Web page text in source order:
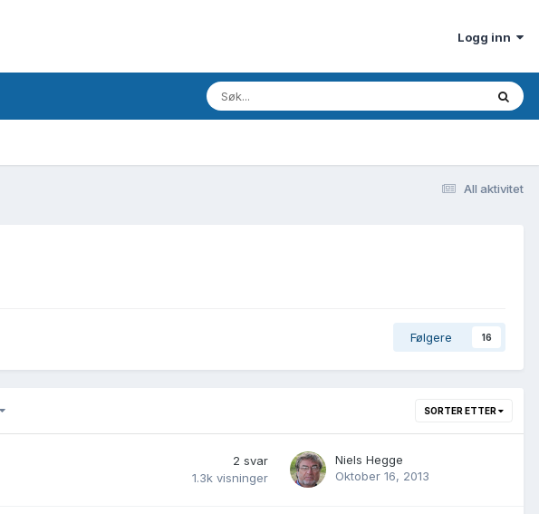
Logg inn
All aktivitet
Følgere 16
SORTER ETTER
2 svar
1.3k visninger
Niels Hegge
Oktober 16, 2013